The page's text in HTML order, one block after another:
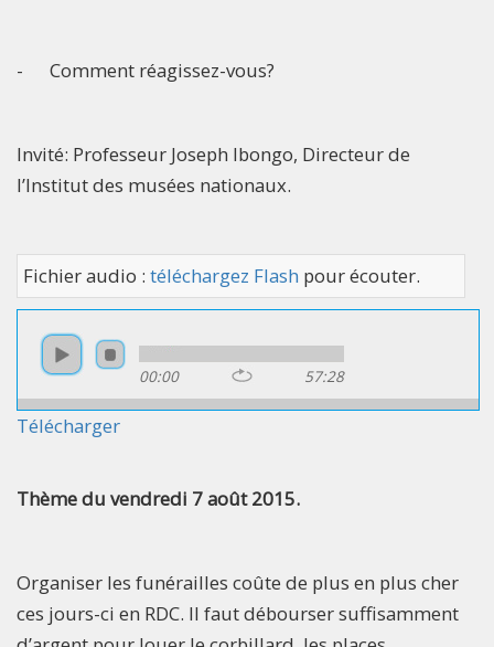
- Comment réagissez-vous?
Invité: Professeur Joseph Ibongo, Directeur de
l’Institut des musées nationaux.
Fichier audio : téléchargez Flash pour écouter.
00:00 57:28
Télécharger
Thème du vendredi 7 août 2015.
Organiser les funérailles coûte de plus en plus cher
ces jours-ci en RDC. Il faut débourser suffisamment